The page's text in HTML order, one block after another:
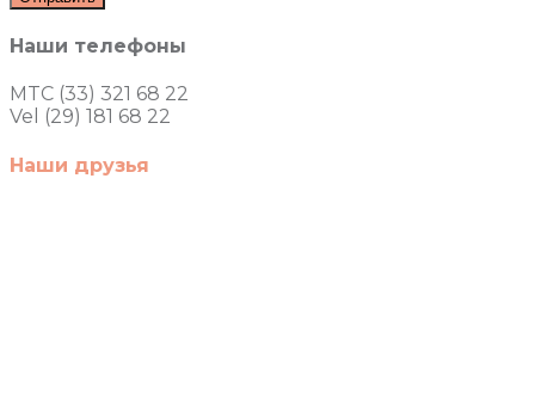
Наши телефоны
MTC (33) 321 68 22
Vel (29) 181 68 22
Наши друзья